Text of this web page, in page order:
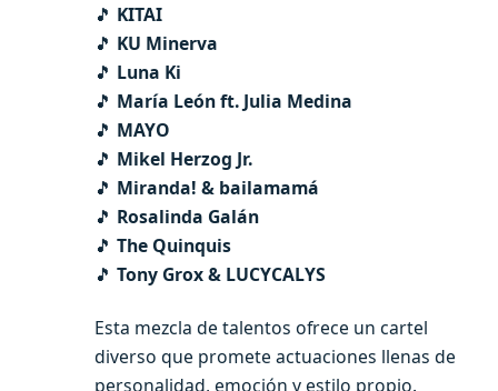
🎵 KITAI
🎵 KU Minerva
🎵 Luna Ki
🎵 María León ft. Julia Medina
🎵 MAYO
🎵 Mikel Herzog Jr.
🎵 Miranda! & bailamamá
🎵 Rosalinda Galán
🎵 The Quinquis
🎵 Tony Grox & LUCYCALYS
Esta mezcla de talentos ofrece un cartel
diverso que promete actuaciones llenas de
personalidad, emoción y estilo propio.